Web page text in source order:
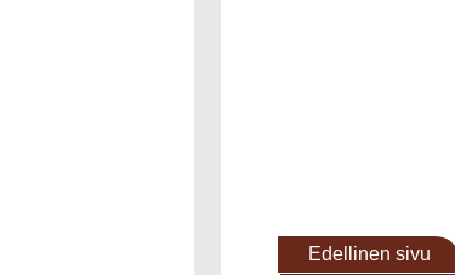
Edellinen sivu